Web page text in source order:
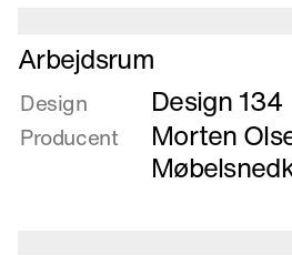
Læs
mere
om
Arbejdsrum
Arbejdsrum
Design Design 134
Producent
Morten